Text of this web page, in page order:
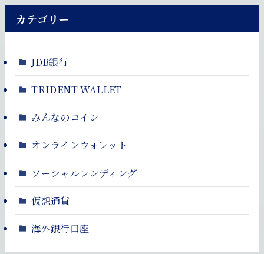
カテゴリー
JDB銀行
TRIDENT WALLET
みんなのコイン
オンラインウォレット
ソーシャルレンディング
仮想通貨
海外銀行口座